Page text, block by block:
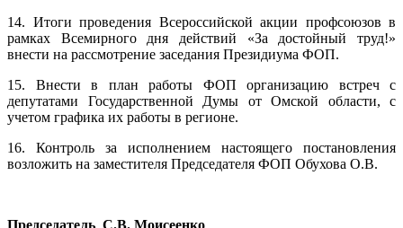
14. Итоги проведения Всероссийской акции профсоюзов в
рамках Всемирного дня действий «За достойный труд!»
внести на рассмотрение заседания Президиума ФОП.
15. Внести в план работы ФОП организацию встреч с
депутатами Государственной Думы от Омской области, с
учетом графика их работы в регионе.
16. Контроль за исполнением настоящего постановления
возложить на заместителя Председателя ФОП Обухова О.В.
Председатель С.В. Моисеенко